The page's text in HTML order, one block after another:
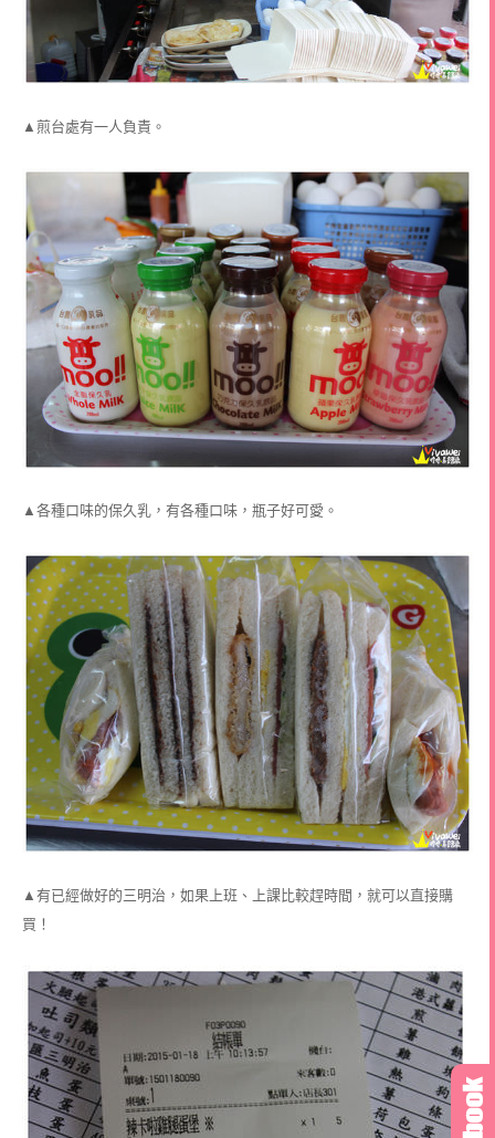
▲煎台處有一人負責。
▲各種口味的保久乳，有各種口味，瓶子好可愛。
▲有已經做好的三明治，如果上班、上課比較趕時間，就可以直接購
買！